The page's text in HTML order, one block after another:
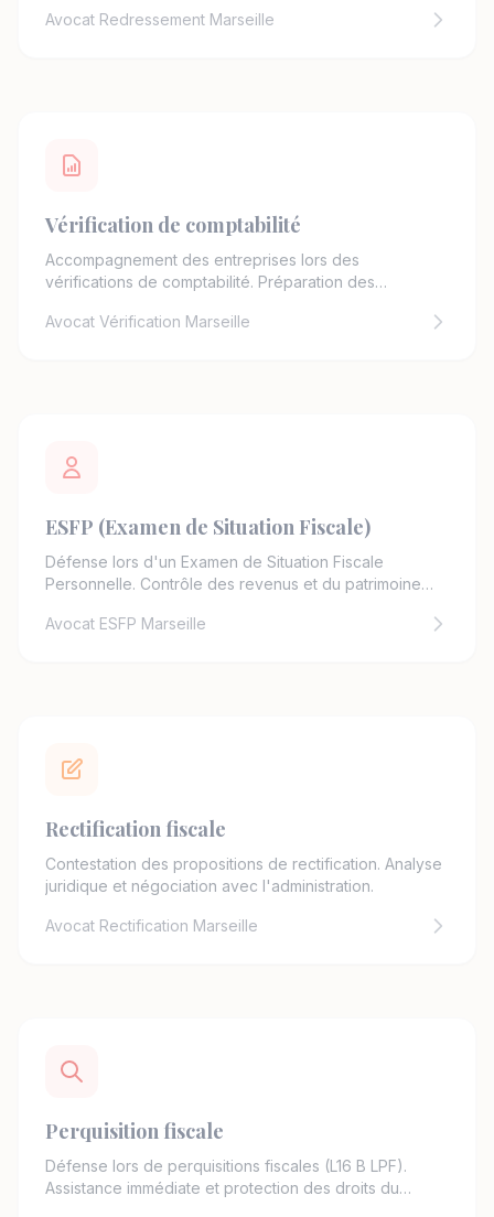
Avocat Redressement Marseille
Vérification de comptabilité
Accompagnement des entreprises lors des
vérifications de comptabilité. Préparation des
Avocat Vérification Marseille
ESFP (Examen de Situation Fiscale)
Défense lors d'un Examen de Situation Fiscale
Personnelle. Contrôle des revenus et du patrimoine
Avocat ESFP Marseille
Rectification fiscale
Contestation des propositions de rectification. Analyse
juridique et négociation avec l'administration.
Avocat Rectification Marseille
Perquisition fiscale
Défense lors de perquisitions fiscales (L16 B LPF).
Assistance immédiate et protection des droits du